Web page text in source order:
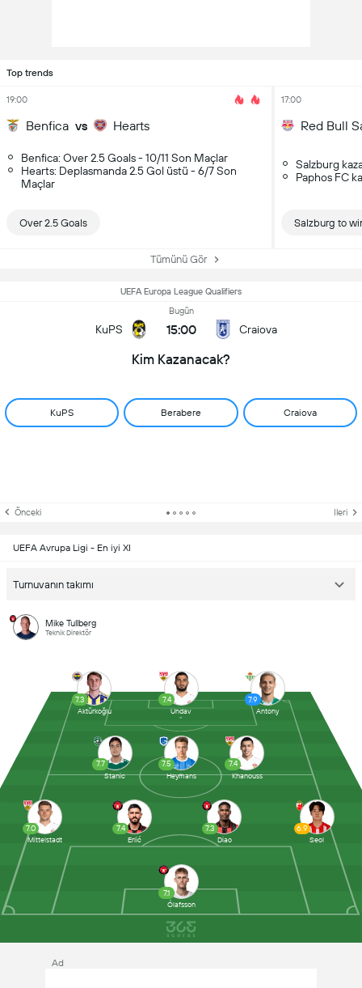
Top trends
19:00
Benfica vs Hearts
Benfica: Over 2.5 Goals - 10/11 Son Maçlar
Hearts: Deplasmanda 2.5 Gol üstü - 6/7 Son
Maçlar
Over 2.5 Goals
17:00
Red Bull
Salzburg
Paphos FC
Salzburg to
Tümünü Gör
UEFA Europa League Qualifiers
KuPS
Bugün
15:00 Craiova
Kim Kazanacak?
KuPS Berabere Craiova
Önceki Ileri
UEFA Avrupa Ligi - En iyi XI
Turnuvanın takımı
Mike Tullberg
Teknik Direktör
7.3
Diao
7.9
Antony
7.4
Erlić
7.5
Heymans
7.0
Mittelstadt
7.4
Undav
7.7
Stanic
7.4
Khanouss
6.9
Seol
7.1
Ólafsson
7.3
Aktürkoğlu
Ad